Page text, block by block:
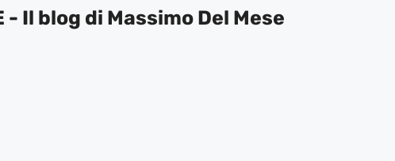
- Il blog di Massimo Del Mese